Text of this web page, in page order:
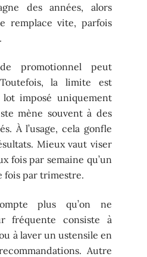
des années, alors
remplace vite, parfois
promotionnel peut
la limite est
imposé uniquement
mène souvent à des
À l’usage, cela gonfle
Mieux vaut viser
fois par semaine qu’un
fois par trimestre.
plus qu’on ne
fréquente consiste à
à laver un ustensile en
Autre